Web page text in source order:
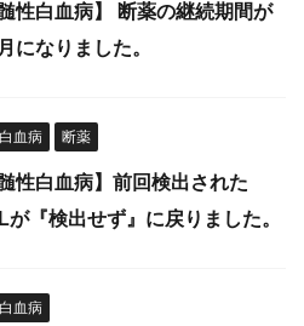
性白血病】 断薬の継続期間が
になりました。
血病 断薬
性白血病】前回検出された
『検出せず』に戻りました。
血病